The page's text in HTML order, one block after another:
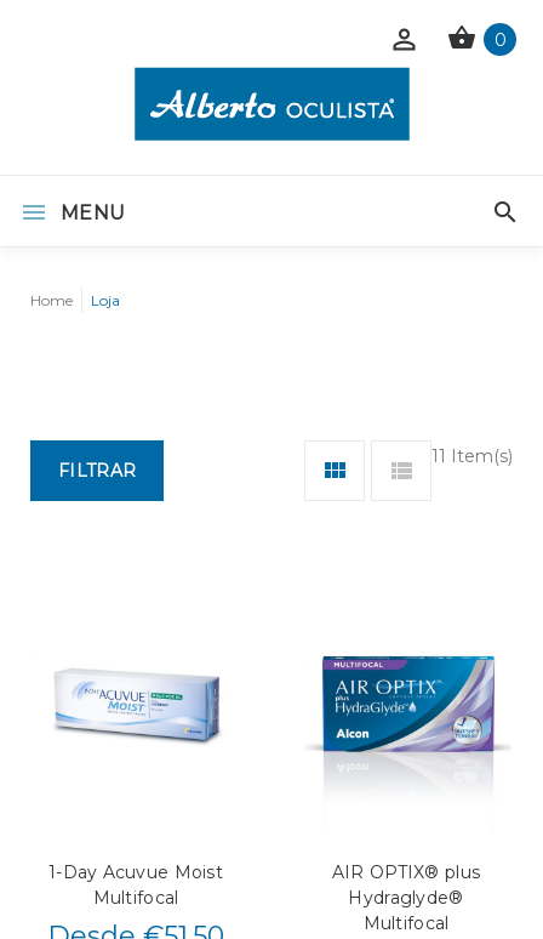
0
MENU
Home Loja
11 Item(s)
FILTRAR
1-Day Acuvue Moist
Multifocal
AIR OPTIX® plus
Hydraglyde®
Multifocal